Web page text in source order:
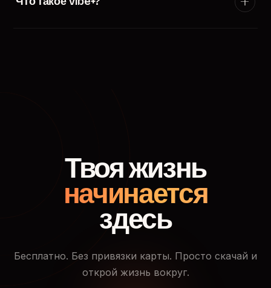
Твоя жизнь
начинается
здесь
Бесплатно. Без привязки карты. Просто скачай и
открой жизнь вокруг.